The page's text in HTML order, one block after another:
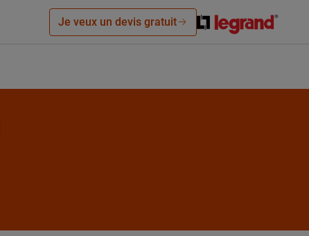
Je veux un devis gratuit